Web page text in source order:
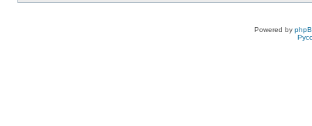
Powered by